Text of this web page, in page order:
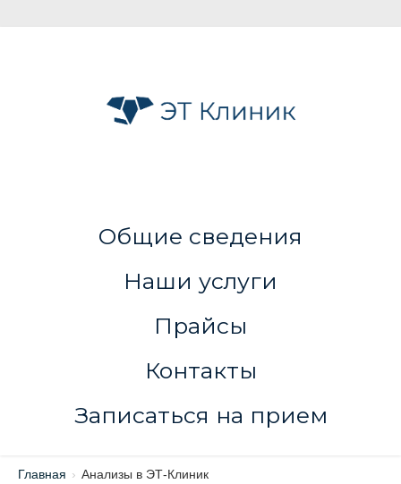
Общие сведения
Наши услуги
Прайсы
Контакты
Записаться на прием
Главная › Анализы в ЭТ-Клиник